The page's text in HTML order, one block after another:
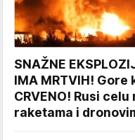
SNAŽNE
IMA MRTVIH! Gore
CRVENO! Rusi
raketama i